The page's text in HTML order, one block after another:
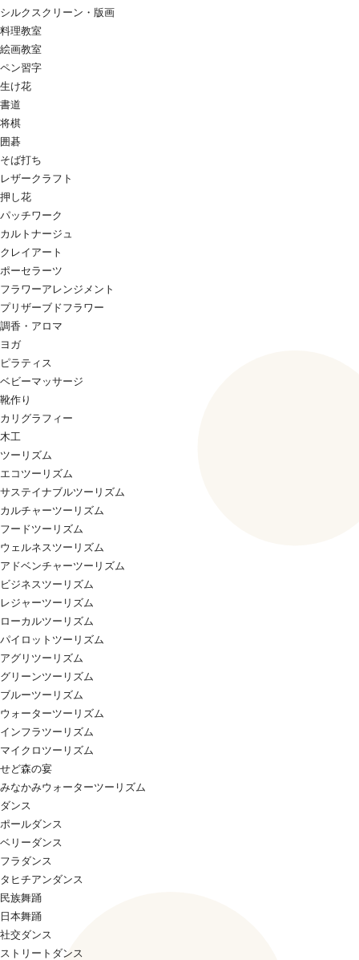
シルクスクリーン・版画
料理教室
絵画教室
ペン習字
生け花
書道
将棋
囲碁
そば打ち
レザークラフト
押し花
パッチワーク
カルトナージュ
クレイアート
ポーセラーツ
フラワーアレンジメント
プリザーブドフラワー
調香・アロマ
ヨガ
ピラティス
ベビーマッサージ
靴作り
カリグラフィー
木工
ツーリズム
エコツーリズム
サステイナブルツーリズム
カルチャーツーリズム
フードツーリズム
ウェルネスツーリズム
アドベンチャーツーリズム
ビジネスツーリズム
レジャーツーリズム
ローカルツーリズム
パイロットツーリズム
アグリツーリズム
グリーンツーリズム
ブルーツーリズム
ウォーターツーリズム
インフラツーリズム
マイクロツーリズム
せど森の宴
みなかみウォーターツーリズム
ダンス
ポールダンス
ベリーダンス
フラダンス
タヒチアンダンス
民族舞踊
日本舞踊
社交ダンス
ストリートダンス